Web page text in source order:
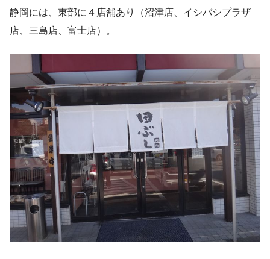
静岡には、東部に４店舗あり（沼津店、イシバシプラザ
店、三島店、富士店）。